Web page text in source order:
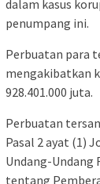
dalam kasus
penumpang ini.
Perbuatan para
mengakibatkan
928.401.000 juta.
Perbuatan
Pasal 2 ayat (1)
Undang-Undang
tentang